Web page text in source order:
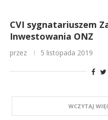
CVI sygnatariuszem
Inwestowania ONZ
przez 5 listopada 2019
WCZYTAJ